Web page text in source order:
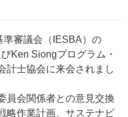
審議会（IESBA）の
Ken Siongプログラム・
計士協会に来会されまし
員会関係者との意見交換
略作業計画、サステナビ